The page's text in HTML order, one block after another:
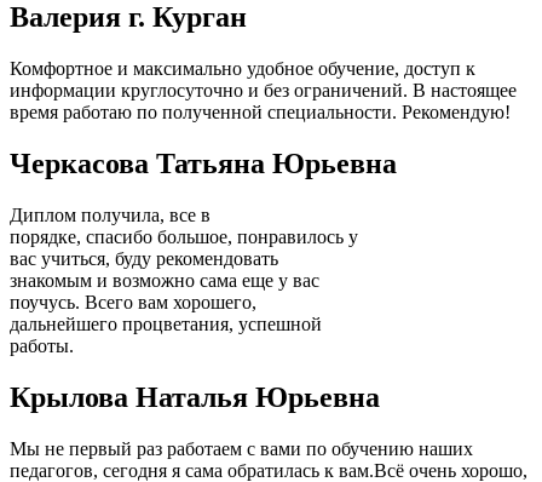
Валерия г. Курган
Комфортное и максимально удобное обучение, доступ к
информации круглосуточно и без ограничений. В настоящее
время работаю по полученной специальности. Рекомендую!
Черкасова Татьяна Юрьевна
Диплом получила, все в
порядке, спасибо большое, понравилось у
вас учиться, буду рекомендовать
знакомым и возможно сама еще у вас
поучусь. Всего вам хорошего,
дальнейшего процветания, успешной
работы.
Крылова Наталья Юрьевна
Мы не первый раз работаем с вами по обучению наших
педагогов, сегодня я сама обратилась к вам.Всё очень хорошо,